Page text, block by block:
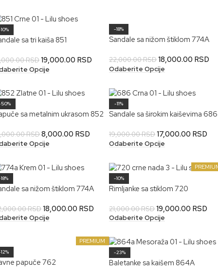
sa tri kaiša 851
RSD19,000.00 RSD
Opcije
-18%
Sandale sa nižom štiklom 774A
22,000.00RSD18,000.00 RSD
Odaberite Opcije
sa metalnim ukrasom 852
RSD8,000.00 RSD
Opcije
-11%
Sandale sa širokim kaiševima 686
19,000.00RSD17,000.00 RSD
Odaberite Opcije
sa nižom štiklom 774A
RSD18,000.00 RSD
Opcije
-10%
Rimljanke sa stiklom 720
21,000.00RSD19,000.00 RSD
Odaberite Opcije
PREMIUM
papuče 762
-23%
Baletanke sa kaišem 864A